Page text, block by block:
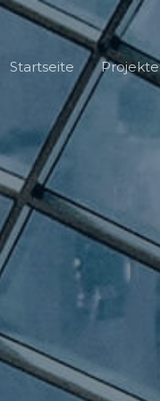
Startseite Projekte